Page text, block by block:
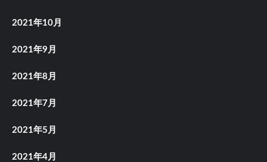
2021年10月
2021年9月
2021年8月
2021年7月
2021年5月
2021年4月